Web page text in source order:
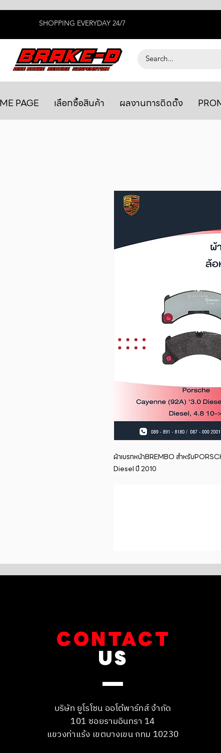
SHOPPING EVERYDAY 24/7
PAGE เลือกซื้อสินค้า ผลงานการติดตั้ง
ผ้าเบรกหน้าBREMBO สำหรับ
Diesel ปี 2010
CONTACT
US
บริษัท ยูโรโซน ออโต้พาร์ทส์ จำกัด
101 ซอยรามอินทรา 14
แขวงท่าแร้ง เขตบางเขน กทม 10230